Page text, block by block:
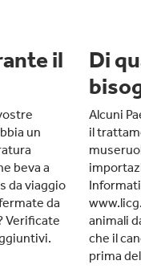
il
un
beva a
da viaggio
da
Verificate
Di
Alcuni
il
animali
che il
prima